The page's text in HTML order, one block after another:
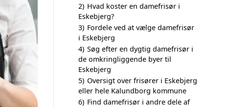
2) Hvad koster en damefrisør i
Eskebjerg?
3) Fordele ved at vælge damefrisør
i Eskebjerg
4) Søg efter en dygtig damefrisør i
de omkringliggende byer til
Eskebjerg
5) Oversigt over frisører i Eskebjerg
eller hele Kalundborg kommune
6) Find damefrisør i andre dele af